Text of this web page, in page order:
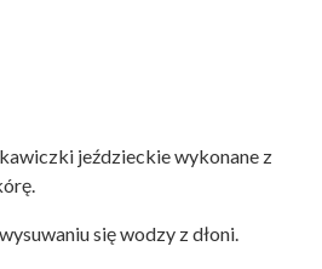
jeździeckie wykonane z
się wodzy z dłoni.